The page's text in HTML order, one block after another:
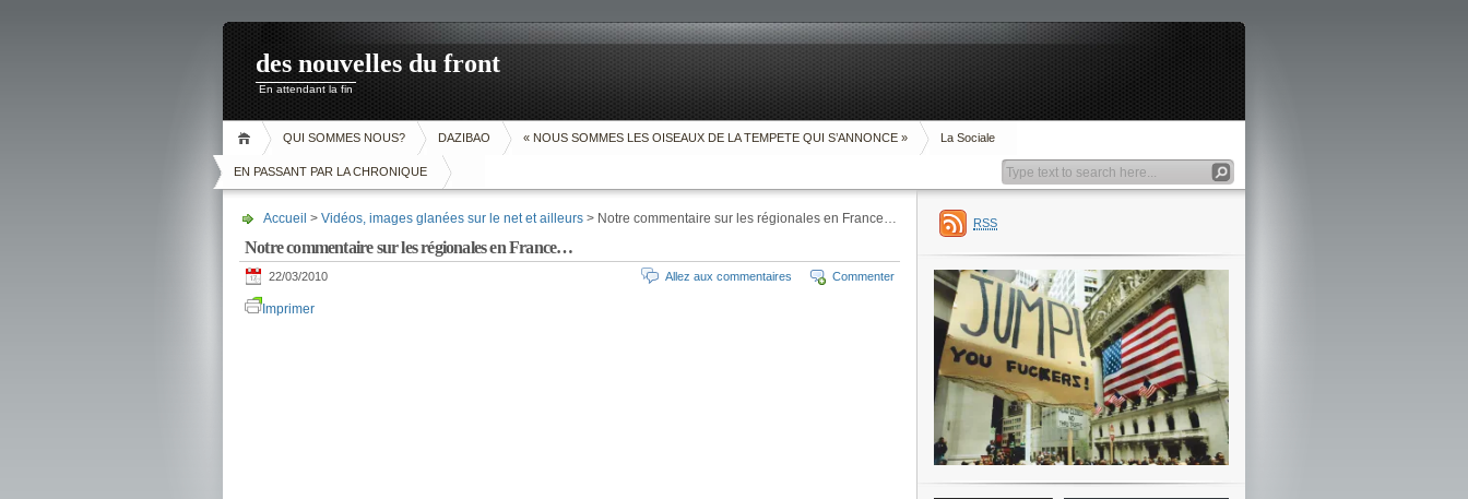
des nouvelles du front
En attendant la fin
QUI SOMMES NOUS? DAZIBAO « NOUS SOMMES LES OISEAUX DE LA TEMPETE QUI S’ANNONCE » La Sociale
EN PASSANT PAR LA CHRONIQUE
Accueil > Vidéos, images glanées sur le net et ailleurs > Notre commentaire sur les régionales en France…
Notre commentaire sur les régionales en France…
22/03/2010 Commenter
Allez aux commentaires
Imprimer
RSS